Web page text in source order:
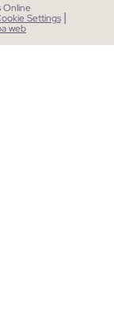
Online
Settings |
web